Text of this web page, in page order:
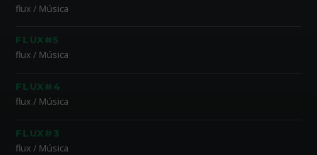
flux / Música
FLUX#5
flux / Música
FLUX#4
flux / Música
FLUX#3
flux / Música